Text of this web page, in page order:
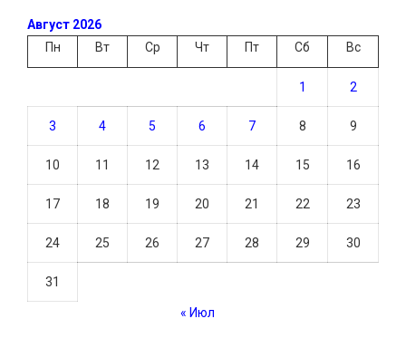
Август 2026
Пн
Вт Ср Чт Пт Сб Вс
1 2
3 4 5 6 7 8 9
10 11 12 13 14 15 16
17 18 19 20 21 22 23
24 25 26 27 28 29 30
31
« Июл